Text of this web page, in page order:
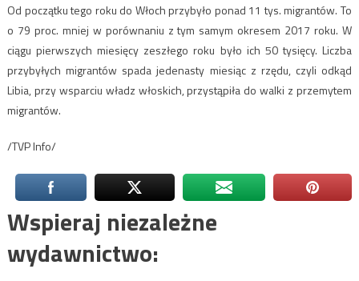
Od początku tego roku do Włoch przybyło ponad 11 tys. migrantów. To
o 79 proc. mniej w porównaniu z tym samym okresem 2017 roku. W
ciągu pierwszych miesięcy zeszłego roku było ich 50 tysięcy. Liczba
przybyłych migrantów spada jedenasty miesiąc z rzędu, czyli odkąd
Libia, przy wsparciu władz włoskich, przystąpiła do walki z przemytem
migrantów.
/TVP Info/
Wspieraj niezależne
wydawnictwo: